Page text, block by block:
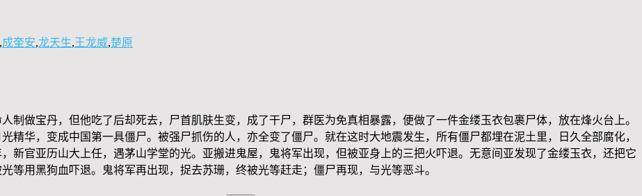
,成奎安,龙天生,王龙威,楚原
制做宝丹，但他吃了后却死去，尸首肌肤生变，成了干尸，群医为免真相暴露，便做了一件金缕玉衣包裹尸体，放在烽火台上。
精华，变成中国第一具僵尸。被强尸抓伤的人，亦全变了僵尸。就在这时大地震发生，所有僵尸都埋在泥土里，日久全部腐化，
新官亚历山大上任，遇茅山学堂的光。亚搬进鬼屋，鬼将军出现，但被亚身上的三把火吓退。无意间亚发现了金缕玉衣，还把它
等用黑狗血吓退。鬼将军再出现，捉去苏珊，终被光等赶走；僵尸再现，与光等恶斗。